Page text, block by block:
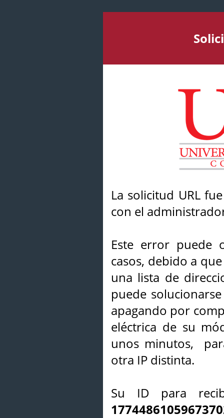
La solicitud URL
con el
Este error puede
casos, debido a
una lista de
puede
apagando por
eléctrica de su
unos minutos,
otra IP distinta.
Su ID para